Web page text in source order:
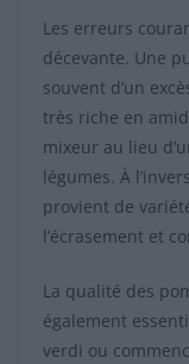
Les erreurs
décevante. Une
souvent d’un
très riche en
mixeur au lieu
légumes. À
provient de
l’écrasement et
La qualité des
également
verdi ou